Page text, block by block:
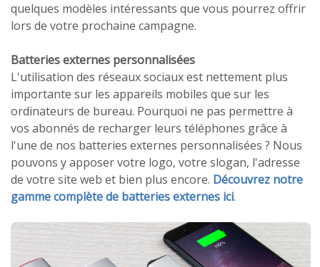
quelques modèles intéressants que vous pourrez offrir
lors de votre prochaine campagne.
Batteries externes personnalisées
L'utilisation des réseaux sociaux est nettement plus
importante sur les appareils mobiles que sur les
ordinateurs de bureau. Pourquoi ne pas permettre à
vos abonnés de recharger leurs téléphones grâce à
l'une de nos batteries externes personnalisées ? Nous
pouvons y apposer votre logo, votre slogan, l'adresse
de votre site web et bien plus encore. Découvrez notre
gamme complète de batteries externes ici.